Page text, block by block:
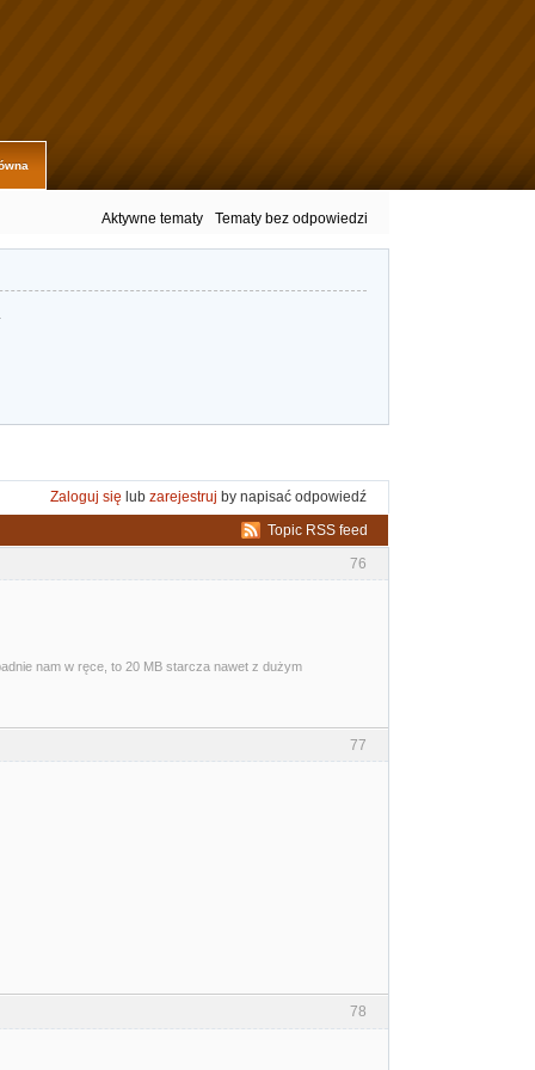
Aktywne tematy Tematy bez odpowiedzi
Zaloguj się lub zarejestruj by napisać odpowiedź
Topic RSS feed
76
nam w ręce, to 20 MB starcza nawet z dużym
77
78